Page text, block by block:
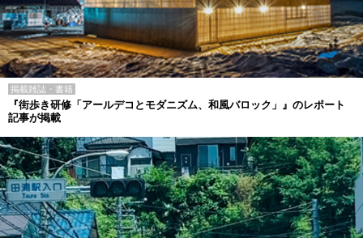
掲載雑誌・書籍
『街歩き研修「アールデコとモダニズム、和風バロック」』のレポート
記事が掲載